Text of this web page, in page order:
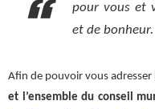
pour vous et
et de bonheur.
Afin de pouvoir vous adresser
et l’ensemble du conseil